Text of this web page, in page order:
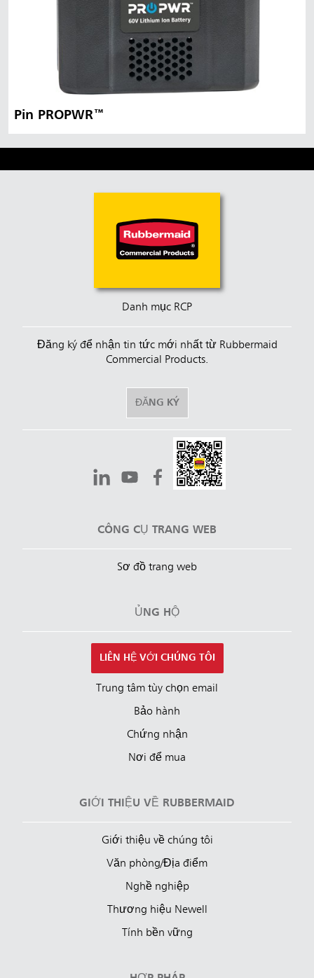
Pin PROPWR™
Danh mục RCP
Đăng ký để nhận tin tức mới nhất từ Rubbermaid
Commercial Products.
ĐĂNG KÝ
CÔNG CỤ TRANG WEB
Sơ đồ trang web
ỦNG HỘ
LIÊN HỆ VỚI CHÚNG TÔI
Trung tâm tùy chọn email
Bảo hành
Chứng nhận
Nơi để mua
GIỚI THIỆU VỀ RUBBERMAID
Giới thiệu về chúng tôi
Văn phòng/Địa điểm
Nghề nghiệp
Thương hiệu Newell
Tính bền vững